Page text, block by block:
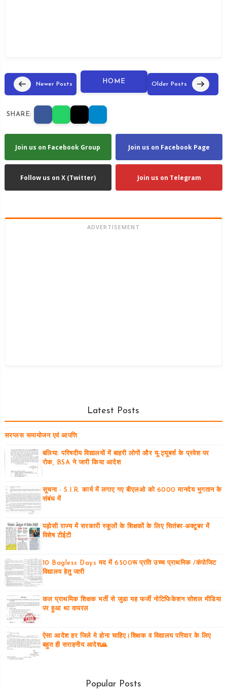
Newer Posts HOME Older Posts
SHARE:
Join us on Facebook Group Join us on Facebook Page
Follow us on X (Twitter) Join us on Telegram
ADVERTISEMENT
Latest Posts
सरप्लस समायोजन एवं आपत्ति
बलिया: परिषदीय विद्यालयों में बाहरी लोगों और यू-ट्यूबर्स के प्रवेश पर
रोक, BSA ने जारी किया आदेश
सूचना - S.I.R. कार्य में लगाए गए बीएलओ को 6000 मानदेय भुगतान के
संबंध में
पड़ोसी राज्य में सरकारी स्कूलों के शिक्षकों के लिए सितंबर-अक्टूबर में
विशेष टीईटी
10 Bagless Days मद में 6500रू प्रति उच्च प्राथमिक /कंपोजिट
विद्यालय हेतु जारी
कल प्राथमिक शिक्षक भर्ती से जुडा यह फर्जी नोटिफिकेशन सोशल मीडिया
पर हुआ था वायरल
ऐसा आदेश हर जिले मे होना चाहिए।शिक्षक व विद्यालय परिवार के लिए
बहुत ही सराहनीय आदेश🙏
Popular Posts